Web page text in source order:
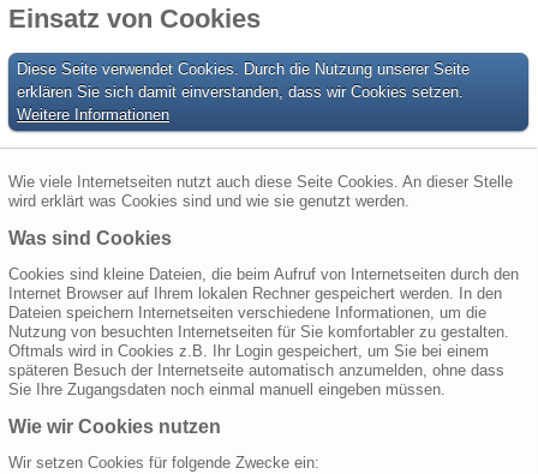
Einsatz von Cookies
Diese Seite verwendet Cookies. Durch die Nutzung unserer Seite
erklären Sie sich damit einverstanden, dass wir Cookies setzen.
Weitere Informationen
Wie viele Internetseiten nutzt auch diese Seite Cookies. An dieser Stelle
wird erklärt was Cookies sind und wie sie genutzt werden.
Was sind Cookies
Cookies sind kleine Dateien, die beim Aufruf von Internetseiten durch den
Internet Browser auf Ihrem lokalen Rechner gespeichert werden. In den
Dateien speichern Internetseiten verschiedene Informationen, um die
Nutzung von besuchten Internetseiten für Sie komfortabler zu gestalten.
Oftmals wird in Cookies z.B. Ihr Login gespeichert, um Sie bei einem
späteren Besuch der Internetseite automatisch anzumelden, ohne dass
Sie Ihre Zugangsdaten noch einmal manuell eingeben müssen.
Wie wir Cookies nutzen
Wir setzen Cookies für folgende Zwecke ein: